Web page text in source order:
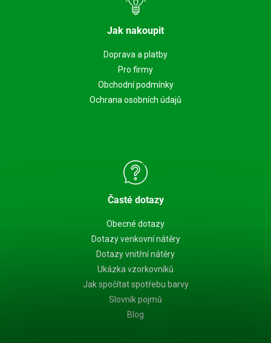
Jak nakoupit
Doprava a platby
Pro firmy
Obchodní podmínky
Ochrana osobních údajů
Časté dotazy
Obecné dotazy
Dotazy venkovní nátěry
Dotazy vnitřní nátěry
Ukázka vzorkovníků
Jak spočítat spotřebu barvy
Slovník pojmů
Blog